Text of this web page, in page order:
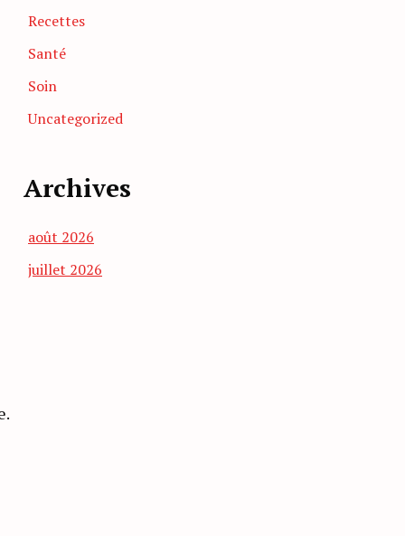
Recettes
Santé
Soin
Uncategorized
Archives
août 2026
juillet 2026